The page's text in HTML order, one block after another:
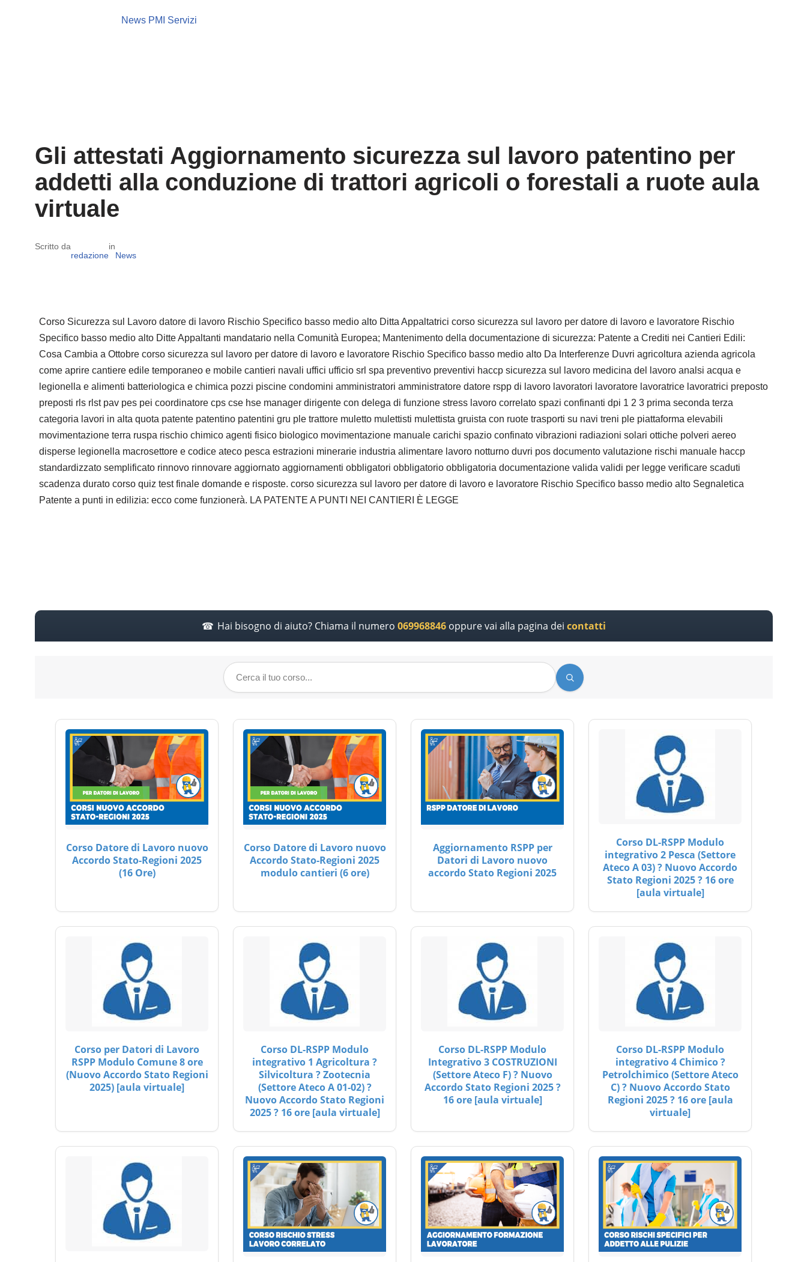
News PMI Servizi
Gli attestati Aggiornamento sicurezza sul lavoro patentino per
addetti alla conduzione di trattori agricoli o forestali a ruote aula
virtuale
Scritto da
redazione
in
News
Corso Sicurezza sul Lavoro datore di lavoro Rischio Specifico basso medio alto Ditta Appaltatrici corso sicurezza sul lavoro per datore di lavoro e lavoratore Rischio
Specifico basso medio alto Ditte Appaltanti mandatario nella Comunità Europea; Mantenimento della documentazione di sicurezza: Patente a Crediti nei Cantieri Edili:
Cosa Cambia a Ottobre corso sicurezza sul lavoro per datore di lavoro e lavoratore Rischio Specifico basso medio alto Da Interferenze Duvri agricoltura azienda agricola
come aprire cantiere edile temporaneo e mobile cantieri navali uffici ufficio srl spa preventivo preventivi haccp sicurezza sul lavoro medicina del lavoro analsi acqua e
legionella e alimenti batteriologica e chimica pozzi piscine condomini amministratori amministratore datore rspp di lavoro lavoratori lavoratore lavoratrice lavoratrici preposto
preposti rls rlst pav pes pei coordinatore cps cse hse manager dirigente con delega di funzione stress lavoro correlato spazi confinanti dpi 1 2 3 prima seconda terza
categoria lavori in alta quota patente patentino patentini gru ple trattore muletto mulettisti mulettista gruista con ruote trasporti su navi treni ple piattaforma elevabili
movimentazione terra ruspa rischio chimico agenti fisico biologico movimentazione manuale carichi spazio confinato vibrazioni radiazioni solari ottiche polveri aereo
disperse legionella macrosettore e codice ateco pesca estrazioni minerarie industria alimentare lavoro notturno duvri pos documento valutazione rischi manuale haccp
standardizzato semplificato rinnovo rinnovare aggiornato aggiornamenti obbligatori obbligatorio obbligatoria documentazione valida validi per legge verificare scaduti
scadenza durato corso quiz test finale domande e risposte. corso sicurezza sul lavoro per datore di lavoro e lavoratore Rischio Specifico basso medio alto Segnaletica
Patente a punti in edilizia: ecco come funzionerà. LA PATENTE A PUNTI NEI CANTIERI È LEGGE
Hai bisogno di aiuto? Chiama il numero 069968846oppure vai alla pagina dei contatti
Corso Datore di Lavoro nuovo
Accordo Stato-Regioni 2025
(16 Ore)
Corso Datore di Lavoro nuovo
Accordo Stato-Regioni 2025
modulo cantieri (6 ore)
Aggiornamento RSPP per
Datori di Lavoro nuovo
accordo Stato Regioni 2025
Corso DL-RSPP Modulo
integrativo 2 Pesca (Settore
Ateco A 03) ? Nuovo Accordo
Stato Regioni 2025 ? 16 ore
[aula virtuale]
Corso per Datori di Lavoro
RSPP Modulo Comune 8 ore
(Nuovo Accordo Stato Regioni
2025) [aula virtuale]
Corso DL-RSPP Modulo
integrativo 1 Agricoltura ?
Silvicoltura ? Zootecnia
(Settore Ateco A 01-02) ?
Nuovo Accordo Stato Regioni
2025 ? 16 ore [aula virtuale]
Corso DL-RSPP Modulo
Integrativo 3 COSTRUZIONI
(Settore Ateco F) ? Nuovo
Accordo Stato Regioni 2025 ?
16 ore [aula virtuale]
Corso DL-RSPP Modulo
integrativo 4 Chimico ?
Petrolchimico (Settore Ateco
C) ? Nuovo Accordo Stato
Regioni 2025 ? 16 ore [aula
virtuale]